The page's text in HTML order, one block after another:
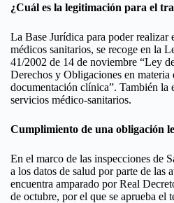
¿Cuál es la legitimación para el
La Base Jurídica para poder realizar
médicos sanitarios, se recoge en la
41/2002 de 14 de noviembre “Ley
Derechos y Obligaciones en
documentación clínica”. También la
servicios médico-sanitarios.
Cumplimiento de una obligación
En el marco de las inspecciones de
a los datos de salud por parte de las
encuentra amparado por Real
de octubre, por el que se aprueba el